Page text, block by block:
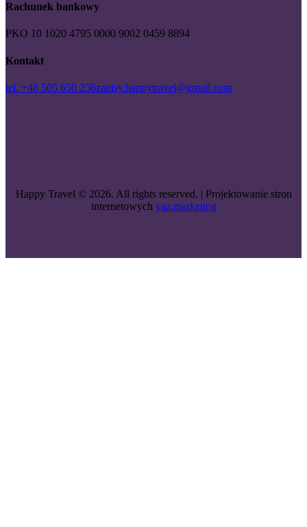
Rachunek bankowy
PKO 10 1020 4795 0000 9002 0459 8894
Kontakt
tel. +48 505 650 256zapisy.happytravel@gmail.com
Happy Travel © 2026. All rights reserved. | Projektowanie stron
internetowych yaa.marketing